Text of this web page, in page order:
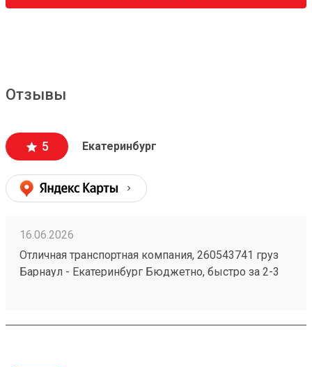
Отзывы
5 Екатеринбург
16.06.2026
Отличная транспортная компания, 260543741 груз
Барнаул - Екатеринбург Бюджетно, быстро за 2-3
плохого и неприятного момента не могу вспомнить.